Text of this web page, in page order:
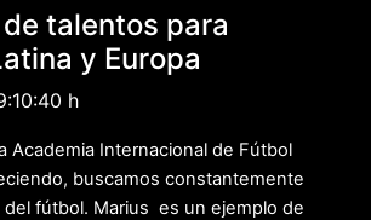
talentos para
y Europa
h
Academia Internacional de Fútbol
buscamos constantemente
fútbol. Marius es un ejemplo de